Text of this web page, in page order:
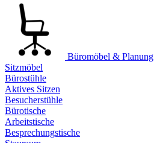
Büromöbel & Planung
Sitzmöbel
Bürostühle
Aktives Sitzen
Besucherstühle
Bürotische
Arbeitstische
Besprechungstische